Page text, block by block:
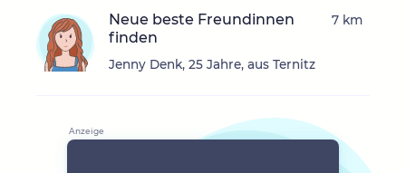
Neue beste Freundinnen
finden
Jenny Denk, 25 Jahre, aus Ternitz
7 km